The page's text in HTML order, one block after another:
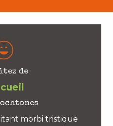
de
morbi tristique